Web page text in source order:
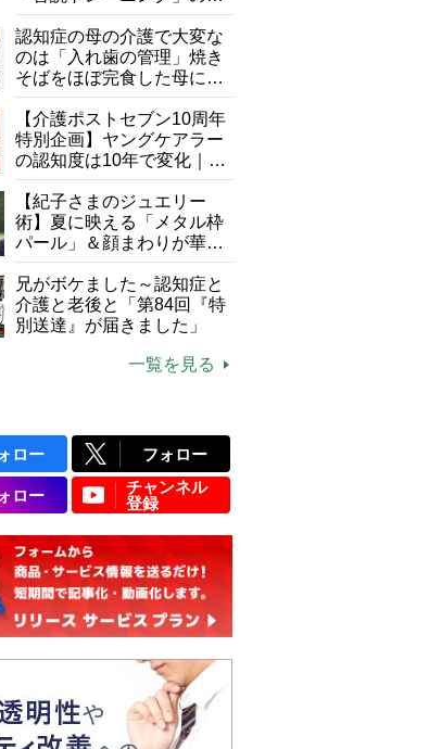
意
認知症の母の介護で大変な
のは「入れ歯の管理」焼き
そばをほぼ完食した母に息
子が血の気が引いた理由
【介護ポストセブン10周年
特別企画】ヤングケアラー
の認知度は10年で変化｜流
行語大賞にノミネート、法
律にも明記されたが果たし
て現在は？
【紀子さまのジュエリー
術】夏に映える「メタル枠
パール」＆顔まわりが華や
ぐ「揺れる一粒」の使い分
け方
兄がボケました～認知症と
介護と老後と「第84回『特
別送達』が届きました」
一覧を見る
ロー フォロー
ロー
チャンネル
登録